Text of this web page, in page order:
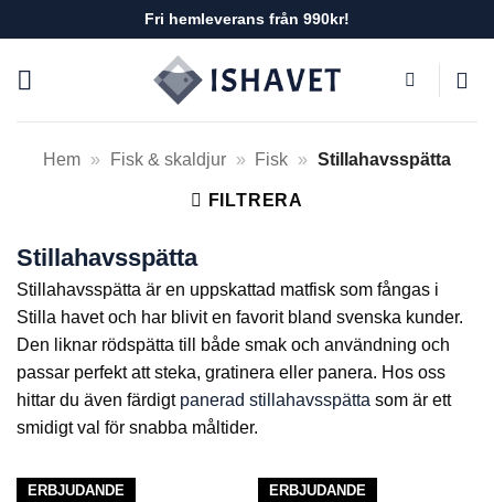
to
content
Fri hemleverans från 990kr!
Hem » Fisk & skaldjur » Fisk » Stillahavsspätta
FILTRERA
Stillahavsspätta
Stillahavsspätta är en uppskattad matfisk som fångas i
Stilla havet och har blivit en favorit bland svenska kunder.
Den liknar rödspätta till både smak och användning och
passar perfekt att steka, gratinera eller panera. Hos oss
hittar du även färdigt panerad stillahavsspätta som är ett
smidigt val för snabba måltider.
ERBJUDANDE ERBJUDANDE